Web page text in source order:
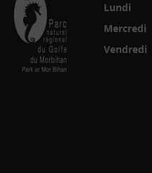
Lundi
Mercredi
Vendredi